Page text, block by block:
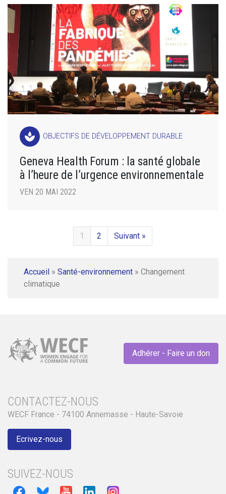
spa OBJECTIFS DE DÉVELOPPEMENT DURABLE
Geneva Health Forum : la santé globale
à l’heure de l’urgence environnementale
VEN 20 MAI 2022
1 2 Suivant »
Accueil » Santé-environnement » Changement
climatique
Adhérer - Faire un don
CONTACTEZ-NOUS
WECF France - 74100 Annemasse - Haute-Savoie
Ecrivez-nous
SUIVEZ-NOUS